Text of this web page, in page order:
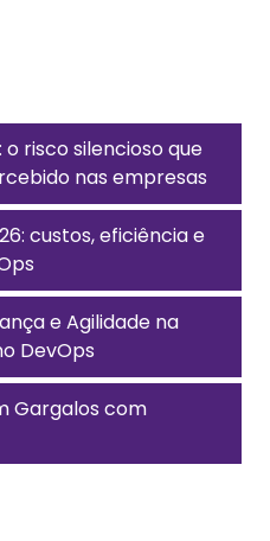
risco silencioso que
nas empresas
custos, eficiência e
e Agilidade na
DevOps
Gargalos com